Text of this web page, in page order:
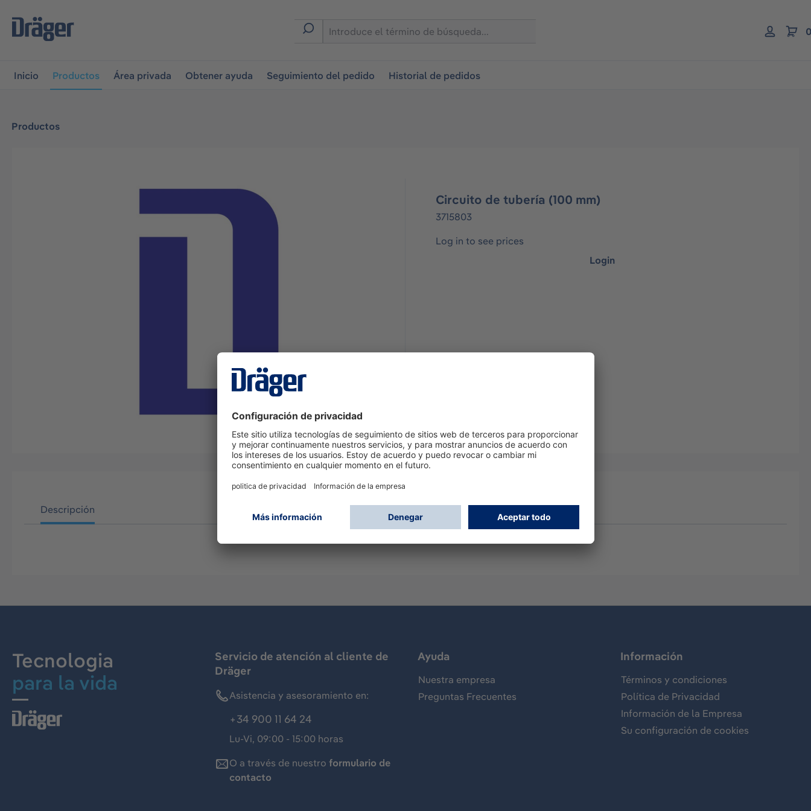
la navegación principal
Inicio Productos Área privada Obtener ayuda Seguimiento del pedido Historial de pedidos
Productos
Circuito de tubería (100 mm)
3715803
Log in to see prices
Login
Descripción
Tecnologia
para la vida
Servicio de atención al cliente de
Dräger
Asistencia y asesoramiento en:
+34 900 11 64 24
Lu-Vi, 09:00 - 15:00 horas
O a través de nuestro formulario de
contacto
Ayuda
Nuestra empresa
Preguntas Frecuentes
Información
Términos y condiciones
Política de Privacidad
Información de la Empresa
Su configuración de cookies